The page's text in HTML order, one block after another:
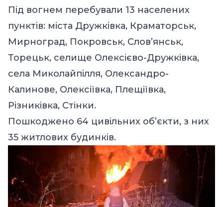
Під вогнем перебували 13 населених
пунктів: міста Дружківка, Краматорськ,
Мирноград, Покровськ, Слов’янськ,
Торецьк, селище Олексієво-Дружківка,
села Миколайпілля, Олександро-
Калинове, Олексіївка, Плещіївка,
Різниківка, Стінки.
Пошкоджено 64 цивільних об’єкти, з них
35 житлових будинків.